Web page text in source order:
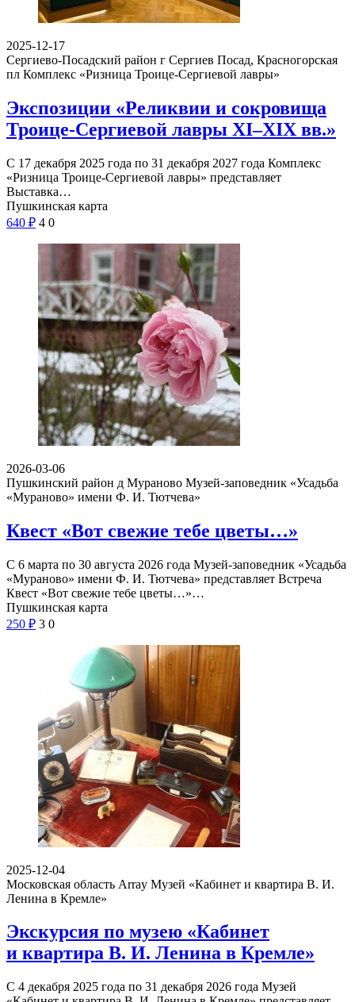
2025-12-17
Сергиево-Посадский район г Сергиев Посад, Красногорская
пл Комплекс «Ризница Троице-Сергиевой лавры»
Экспозиции «Реликвии и сокровища
Троице-Сергиевой лавры XI–XIX вв.»
С 17 декабря 2025 года по 31 декабря 2027 года Комплекс
«Ризница Троице-Сергиевой лавры» представляет
Выставка…
Пушкинская карта
640 ₽ 4 0
2026-03-06
Пушкинский район д Мураново Музей-заповедник «Усадьба
«Мураново» имени Ф. И. Тютчева»
Квест «Вот свежие тебе цветы…»
С 6 марта по 30 августа 2026 года Музей-заповедник «Усадьба
«Мураново» имени Ф. И. Тютчева» представляет Встреча
Квест «Вот свежие тебе цветы…»…
Пушкинская карта
250 ₽ 3 0
2025-12-04
Московская область Array Музей «Кабинет и квартира В. И.
Ленина в Кремле»
Экскурсия по музею «Кабинет
и квартира В. И. Ленина в Кремле»
С 4 декабря 2025 года по 31 декабря 2026 года Музей